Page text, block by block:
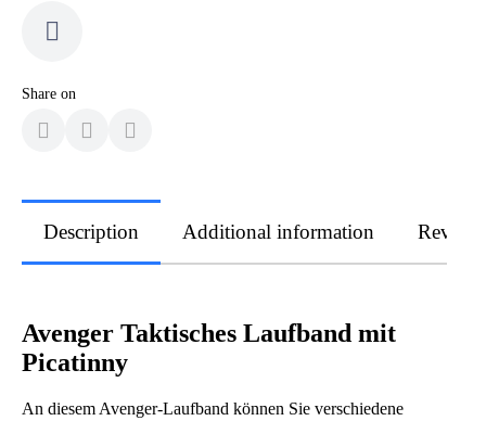
Share on
Description Additional information
Avenger Taktisches Laufband mit
Picatinny
An diesem Avenger-Laufband können Sie verschiedene